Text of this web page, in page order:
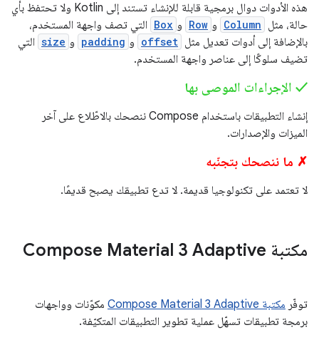
هذه الأدوات دوال برمجية قابلة للإنشاء تستند إلى Kotlin ولا تحتفظ بأي
حالة، مثل Column و Row و Box التي تصف واجهة المستخدم،
بالإضافة إلى أدوات تعديل مثل offset و padding و size التي
تضيف سلوكًا إلى عناصر واجهة المستخدم.
‫✓ الإجراءات الموصى بها
إنشاء التطبيقات باستخدام Compose ننصحك بالاطّلاع على آخر
الميزات والإصدارات.
✗ ما ننصحك بتجنّبه
لا تعتمد على تكنولوجيا قديمة. لا تدع تطبيقك يصبح قديمًا.
مكتبة Compose Material 3 Adaptive
توفّر مكتبة Compose Material 3 Adaptive
مكوّنات وواجهات
برمجة تطبيقات تسهّل عملية تطوير التطبيقات المتكيّفة.